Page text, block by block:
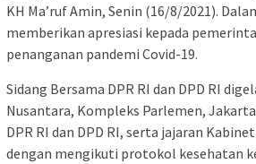
KH Ma’ruf Amin, Senin (16/8/2021).
memberikan apresiasi kepada
penanganan pandemi Covid-19.
Sidang Bersama DPR RI dan DPD RI
Nusantara, Kompleks Parlemen,
DPR RI dan DPD RI, serta jajaran
dengan mengikuti protokol kesehatan